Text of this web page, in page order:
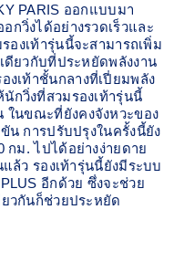
PARIS ออกแบบมา
กวิ่งได้อย่างรวดเร็วและ
องเท้ารุ่นนี้จะสามารถเพิ่ม
ดียวกับที่ประหยัดพลังงาน
เท้าชั้นกลางที่เปี่ยมพลัง
กวิ่งที่สวมรองเท้ารุ่นนี้
ในขณะที่ยังคงจังหวะของ
น การปรับปรุงในครั้งนี้ยัง
กม. ไปได้อย่างง่ายดาย
ล้ว รองเท้ารุ่นนี้ยังมีระบบ
อีกด้วย ซึ่งจะช่วย
วกันก็ช่วยประหยัด